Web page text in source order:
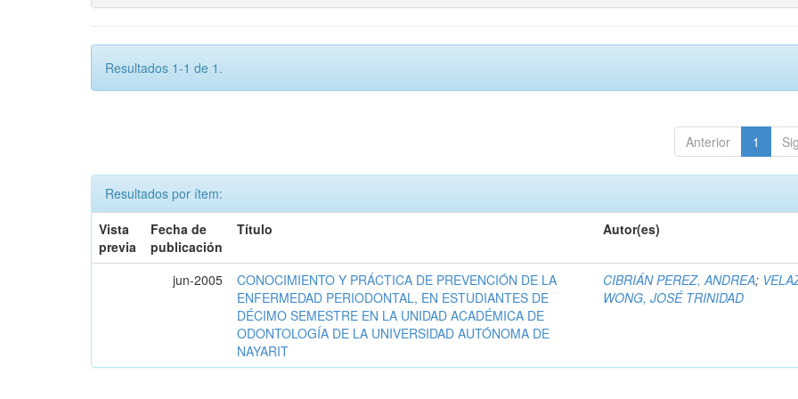
Resultados 1-1 de 1.
Anterior 1
Resultados por ítem:
Vista
previa
Fecha de
publicación
Título Autor(es)
jun-2005
CONOCIMIENTO Y PRÁCTICA DE PREVENCIÓN DE LA
ENFERMEDAD PERIODONTAL, EN ESTUDIANTES DE
DÉCIMO SEMESTRE EN LA UNIDAD ACADÉMICA DE
ODONTOLOGÍA DE LA UNIVERSIDAD AUTÓNOMA DE
NAYARIT
CIBRIÁN PEREZ, ANDREA;
WONG, JOSÉ TRINIDAD